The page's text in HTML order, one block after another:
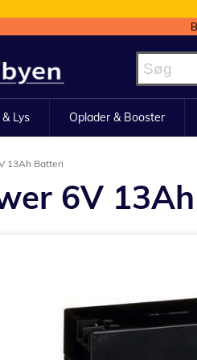
Lys Oplader & Booster
13Ah Batteri
6V